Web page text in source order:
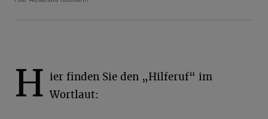
H ier finden Sie den „Hilferuf“ im
Wortlaut: